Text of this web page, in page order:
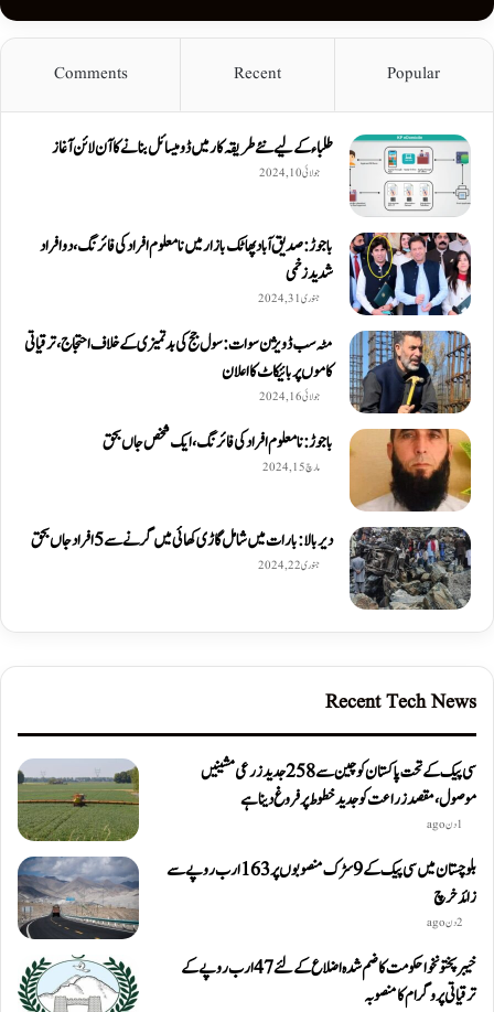
Popular
Recent
Comments
طلباء کے لیے نئے طریقہ کار میں ڈومیسائل بنانے کا آن لائن آغاز
جولائی 10, 2024
باجوڑ: صدیق اۤباد پھاٹک بازار میں نامعلوم افراد کی فائرنگ، دو افراد
شدید زخمی
جنوری 31, 2024
مٹہ سب ڈویژن سوات: سول جج کی بدتمیزی کے خلاف احتجاج، ترقیاتی
کاموں پر بائیکاٹ کا اعلان
جولائی 16, 2024
باجوڑ: نامعلوم افراد کی فائرنگ، ایک شخص جاں بحق
مارچ 15, 2024
دیربالا: بارات میں شامل گاڑی کھائی میں گرنے سے 5 افراد جاں بحق
جنوری 22, 2024
Recent Tech News
سی پیک کے تحت پاکستان کو چین سے 258 جدید زرعی مشینیں
موصول،مقصد زراعت کو جدید خطوط پر فروغ دینا ہے
1 دن ago
بلوچستان میں سی پیک کے 9 سڑک منصوبوں پر 163 ارب روپے سے
زائد خرچ
2 دن ago
خیبرپختونخوا حکومت کا ضم شدہ اضلاع کے لئے 47 ارب روپے کے
ترقیاتی پروگرام کا منصوبہ